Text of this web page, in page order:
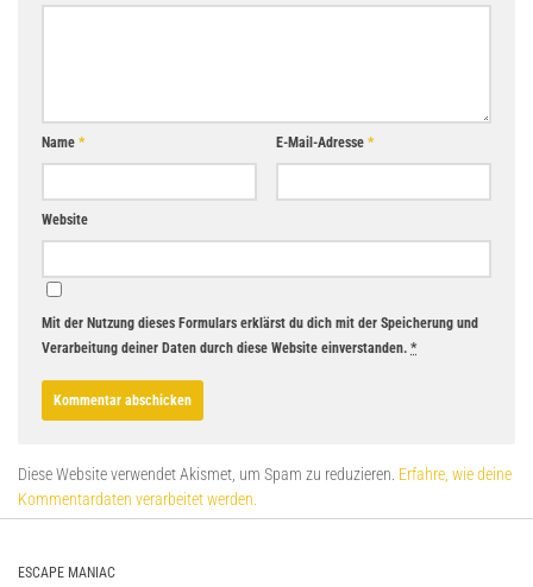
Name * E-Mail-Adresse *
Website
Mit der Nutzung dieses Formulars erklärst du dich mit der Speicherung und
Verarbeitung deiner Daten durch diese Website einverstanden. *
Diese Website verwendet Akismet, um Spam zu reduzieren. Erfahre, wie deine
Kommentardaten verarbeitet werden.
ESCAPE MANIAC